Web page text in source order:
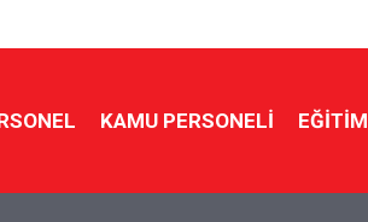
KAMU PERSONELİ EĞİTİM